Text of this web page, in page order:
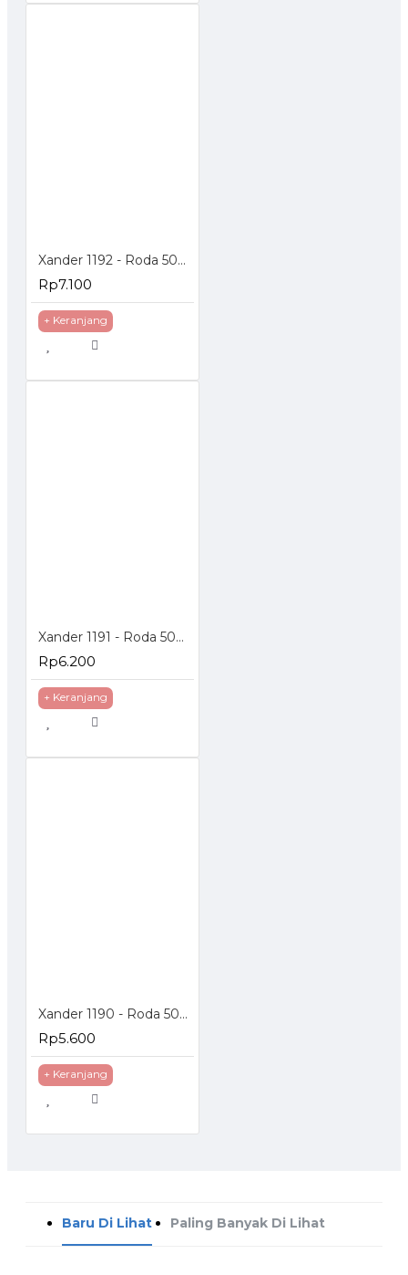
Xander 1192 - Roda 50mm Hidup Rem - Poliurethane - 2 inch
Rp7.100
+ Keranjang
Xander 1191 - Roda 50mm Hidup - Poliurethane - 2 inch
Rp6.200
+ Keranjang
Xander 1190 - Roda 50mm Mati - Poliurethane - 2 inch
Rp5.600
+ Keranjang
Baru Di Lihat Paling Banyak Di Lihat